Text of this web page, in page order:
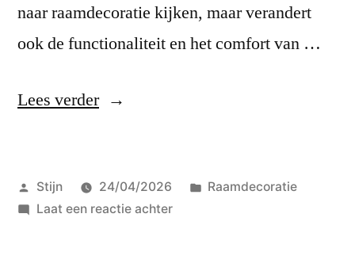
naar raamdecoratie kijken, maar verandert
ook de functionaliteit en het comfort van …
Lees verder“Nieuwe
Hoe
Geplaatst
door
Stijn 24/04/2026
Geplaatst
Raamdecoratie
Laat een reactie achterop